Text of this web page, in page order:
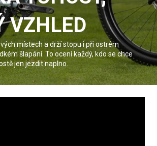
VZHLED
místech a drží stopu i při ostrém
šlapání. To ocení každý, kdo se chce
jen jezdit naplno.